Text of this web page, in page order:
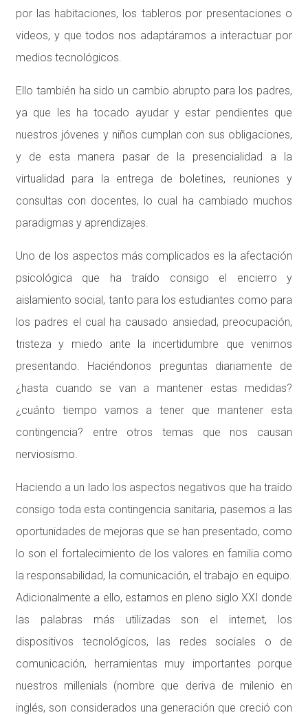
por las habitaciones, los tableros por presentaciones o
videos, y que todos nos adaptáramos a interactuar por
medios tecnológicos.
Ello también ha sido un cambio abrupto para los padres,
ya que les ha tocado ayudar y estar pendientes que
nuestros jóvenes y niños cumplan con sus obligaciones,
y de esta manera pasar de la presencialidad a la
virtualidad para la entrega de boletines, reuniones y
consultas con docentes, lo cual ha cambiado muchos
paradigmas y aprendizajes.
Uno de los aspectos más complicados es la afectación
psicológica que ha traído consigo el encierro y
aislamiento social, tanto para los estudiantes como para
los padres el cual ha causado ansiedad, preocupación,
tristeza y miedo ante la incertidumbre que venimos
presentando. Haciéndonos preguntas diariamente de
¿hasta cuando se van a mantener estas medidas?
¿cuánto tiempo vamos a tener que mantener esta
contingencia? entre otros temas que nos causan
nerviosismo.
Haciendo a un lado los aspectos negativos que ha traído
consigo toda esta contingencia sanitaria, pasemos a las
oportunidades de mejoras que se han presentado, como
lo son el fortalecimiento de los valores en familia como
la responsabilidad, la comunicación, el trabajo en equipo.
Adicionalmente a ello, estamos en pleno siglo XXI donde
las palabras más utilizadas son el internet, los
dispositivos tecnológicos, las redes sociales o de
comunicación, herramientas muy importantes porque
nuestros millenials (nombre que deriva de milenio en
inglés, son considerados una generación que creció con